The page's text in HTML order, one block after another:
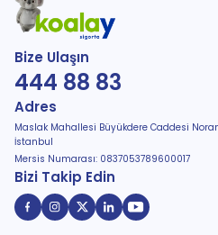
Bize Ulaşın
444 88 83
Adres
Maslak Mahallesi Büyükdere Caddesi
İstanbul
Mersis Numarası: 0837053789600017
Bizi Takip Edin